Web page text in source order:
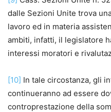
dalle Sezioni Unite trova
lavoro ed in materia
ambiti, infatti, il legislatore
interessi moratori e
[10] In tale circostanza, gli
continueranno ad essere
controprestazione della